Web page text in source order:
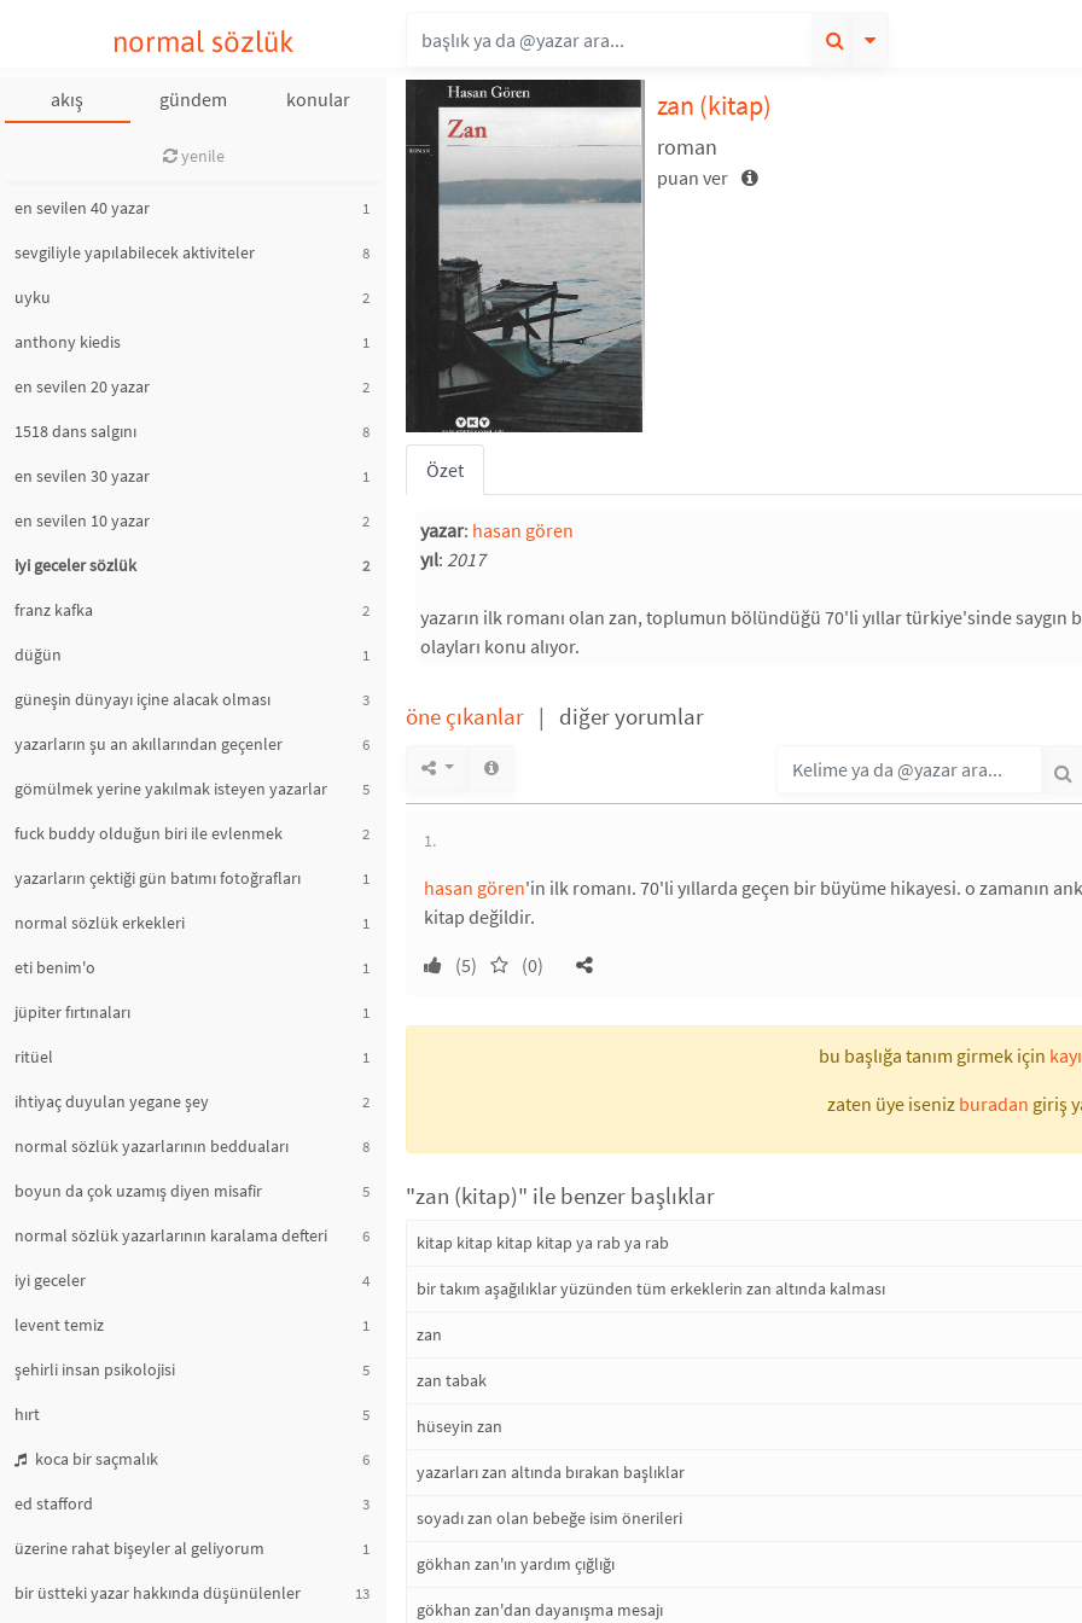
normal sözlük
akış gündem konular
yenile
en sevilen 40 yazar 1
sevgiliyle yapılabilecek aktiviteler 8
uyku 2
anthony kiedis 1
en sevilen 20 yazar 2
1518 dans salgını 8
en sevilen 30 yazar 1
en sevilen 10 yazar 2
iyi geceler sözlük 2
franz kafka 2
düğün 1
güneşin dünyayı içine alacak olması 3
yazarların şu an akıllarından geçenler 6
gömülmek yerine yakılmak isteyen yazarlar 5
fuck buddy olduğun biri ile evlenmek 2
yazarların çektiği gün batımı fotoğrafları 1
normal sözlük erkekleri 1
eti benim'o 1
jüpiter fırtınaları 1
ritüel 1
ihtiyaç duyulan yegane şey 2
normal sözlük yazarlarının bedduaları 8
boyun da çok uzamış diyen misafir 5
normal sözlük yazarlarının karalama defteri 6
iyi geceler 4
levent temiz 1
şehirli insan psikolojisi 5
hırt 5
koca bir saçmalık 6
ed stafford 3
üzerine rahat bişeyler al geliyorum 1
bir üstteki yazar hakkında düşünülenler 13
zan (kitap)
roman
puan ver
Özet
yazar: hasan gören
yıl: 2017
yazarın ilk romanı olan zan, toplumun bölündüğü 70'li yıllar türkiye'sinde saygın
olayları konu alıyor.
öne çıkanlar | diğer yorumlar
1.
hasan gören'in ilk romanı. 70'li yıllarda geçen bir büyüme hikayesi. o zamanın
kitap değildir.
(5)
(0)
bu başlığa tanım girmek için
zaten üye iseniz buradan giriş
"zan (kitap)" ile benzer başlıklar
kitap kitap kitap kitap ya rab ya rab
bir takım aşağılıklar yüzünden tüm erkeklerin zan altında kalması
zan
zan tabak
hüseyin zan
yazarları zan altında bırakan başlıklar
soyadı zan olan bebeğe isim önerileri
gökhan zan'ın yardım çığlığı
gökhan zan'dan dayanışma mesajı